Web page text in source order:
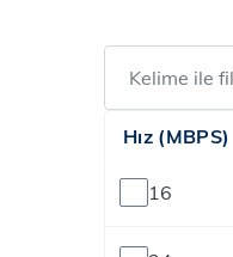
Hız (MBPS)
16